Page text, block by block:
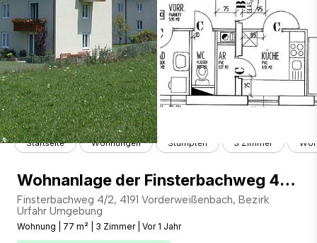
Startseite Wohnungen Stumpten 3 Zimmer
Wohnanlage der Finsterbachweg 4/2 4191 Vorderweißenbach
Finsterbachweg 4/2, 4191 Vorderweißenbach, Bezirk
Urfahr Umgebung
Wohnung 77 m² 3 Zimmer Vor 1 Jahr